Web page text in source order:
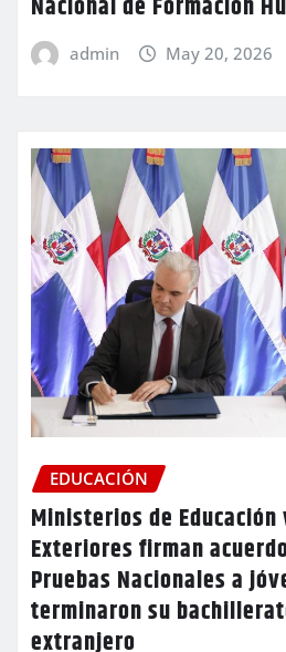
Nacional de Formación
admin May 20, 2026
EDUCACIÓN
Ministerios de Educación
Exteriores firman
Pruebas Nacionales a
terminaron su
extranjero